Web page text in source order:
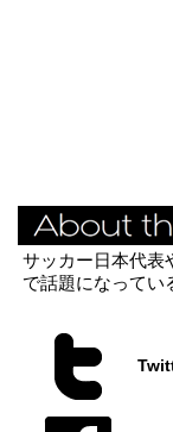
サッカー日本代表
で話題になってい